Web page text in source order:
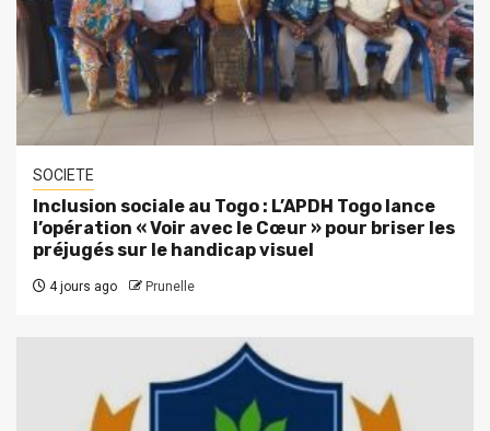
SOCIETE
Inclusion sociale au Togo : L’APDH Togo lance
l’opération « Voir avec le Cœur » pour briser les
préjugés sur le handicap visuel
4 jours ago Prunelle